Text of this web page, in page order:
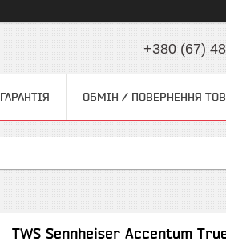
+380 (67)
ГАРАНТІЯ ОБМІН / ПОВЕРНЕННЯ
TWS Sennheiser Accentum